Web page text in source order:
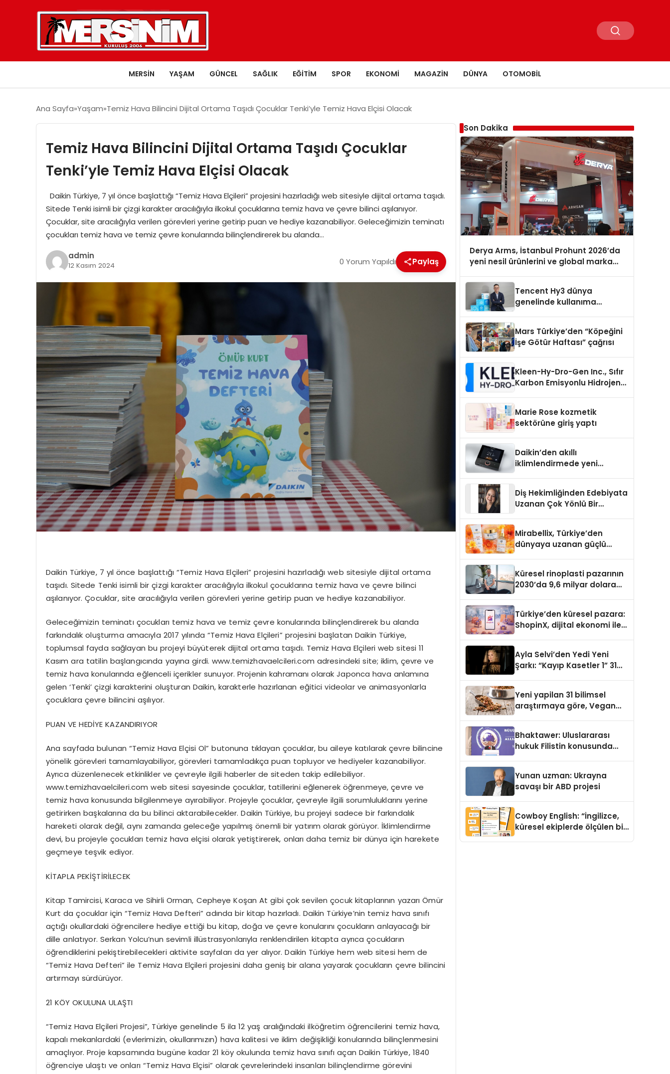
MERSIN YAŞAM GÜNCEL SAĞLIK EĞITIM SPOR EKONOMI MAGAZIN DÜNYA OTOMOBIL
Ana Sayfa Yaşam Temiz Hava Bilincini Dijital Ortama Taşıdı Çocuklar Tenki’yle Temiz Hava Elçisi Olacak
Temiz Hava Bilincini Dijital Ortama Taşıdı Çocuklar
Tenki’yle Temiz Hava Elçisi Olacak
Daikin Türkiye, 7 yıl önce başlattığı “Temiz Hava Elçileri” projesini hazırladığı web sitesiyle dijital ortama taşıdı.
Sitede Tenki isimli bir çizgi karakter aracılığıyla ilkokul çocuklarına temiz hava ve çevre bilinci aşılanıyor.
Çocuklar, site aracılığıyla verilen görevleri yerine getirip puan ve hediye kazanabiliyor. Geleceğimizin teminatı
çocukları temiz hava ve temiz çevre konularında bilinçlendirerek bu alanda…
admin
12 Kasım 2024 0 Yorum Yapıldı Paylaş
Daikin Türkiye, 7 yıl önce başlattığı “Temiz Hava Elçileri” projesini hazırladığı web sitesiyle dijital ortama
taşıdı. Sitede Tenki isimli bir çizgi karakter aracılığıyla ilkokul çocuklarına temiz hava ve çevre bilinci
aşılanıyor. Çocuklar, site aracılığıyla verilen görevleri yerine getirip puan ve hediye kazanabiliyor.
Geleceğimizin teminatı çocukları temiz hava ve temiz çevre konularında bilinçlendirerek bu alanda
farkındalık oluşturma amacıyla 2017 yılında “Temiz Hava Elçileri” projesini başlatan Daikin Türkiye,
toplumsal fayda sağlayan bu projeyi büyüterek dijital ortama taşıdı. Temiz Hava Elçileri web sitesi 11
Kasım ara tatilin başlangıcında yayına girdi. www.temizhavaelcileri.com adresindeki site; iklim, çevre ve
temiz hava konularında eğlenceli içerikler sunuyor. Projenin kahramanı olarak Japonca hava anlamına
gelen ‘Tenki’ çizgi karakterini oluşturan Daikin, karakterle hazırlanan eğitici videolar ve animasyonlarla
çocuklara çevre bilincini aşılıyor.
PUAN VE HEDİYE KAZANDIRIYOR
Ana sayfada bulunan “Temiz Hava Elçisi Ol” butonuna tıklayan çocuklar, bu aileye katılarak çevre bilincine
yönelik görevleri tamamlayabiliyor, görevleri tamamladıkça puan topluyor ve hediyeler kazanabiliyor.
Ayrıca düzenlenecek etkinlikler ve çevreyle ilgili haberler de siteden takip edilebiliyor.
www.temizhavaelcileri.com web sitesi sayesinde çocuklar, tatillerini eğlenerek öğrenmeye, çevre ve
temiz hava konusunda bilgilenmeye ayırabiliyor. Projeyle çocuklar, çevreyle ilgili sorumluluklarını yerine
getirirken başkalarına da bu bilinci aktarabilecekler. Daikin Türkiye, bu projeyi sadece bir farkındalık
hareketi olarak değil, aynı zamanda geleceğe yapılmış önemli bir yatırım olarak görüyor. İklimlendirme
devi, bu projeyle çocukları temiz hava elçisi olarak yetiştirerek, onları daha temiz bir dünya için harekete
geçmeye teşvik ediyor.
KİTAPLA PEKİŞTİRİLECEK
Kitap Tamircisi, Karaca ve Sihirli Orman, Cepheye Koşan At gibi çok sevilen çocuk kitaplarının yazarı Ömür
Kurt da çocuklar için “Temiz Hava Defteri” adında bir kitap hazırladı. Daikin Türkiye’nin temiz hava sınıfı
açtığı okullardaki öğrencilere hediye ettiği bu kitap, doğa ve çevre konularını çocukların anlayacağı bir
dille anlatıyor. Serkan Yolcu’nun sevimli illüstrasyonlarıyla renklendirilen kitapta ayrıca çocukların
öğrendiklerini pekiştirebilecekleri aktivite sayfaları da yer alıyor. Daikin Türkiye hem web sitesi hem de
“Temiz Hava Defteri” ile Temiz Hava Elçileri projesini daha geniş bir alana yayarak çocukların çevre bilincini
artırmayı sürdürüyor.
21 KÖY OKULUNA ULAŞTI
“Temiz Hava Elçileri Projesi”, Türkiye genelinde 5 ila 12 yaş aralığındaki ilköğretim öğrencilerini temiz hava,
kapalı mekanlardaki (evlerimizin, okullarımızın) hava kalitesi ve iklim değişikliği konularında bilinçlenmesini
amaçlıyor. Proje kapsamında bugüne kadar 21 köy okulunda temiz hava sınıfı açan Daikin Türkiye, 1840
öğrenciye ulaştı ve onları “Temiz Hava Elçisi” olarak çevrelerindeki insanları bilinçlendirme görevini
Son Dakika
Derya Arms, İstanbul Prohunt 2026’da
yeni nesil ürünlerini ve global marka
Tencent Hy3 dünya
genelinde kullanıma
Mars Türkiye’den “Köpeğini
İşe Götür Haftası” çağrısı
Kleen-Hy-Dro-Gen Inc., Sıfır
Karbon Emisyonlu Hidrojen
Aldı
Marie Rose kozmetik
sektörüne giriş yaptı
Daikin’den akıllı
iklimlendirmede yeni
Diş Hekimliğinden Edebiyata
Uzanan Çok Yönlü Bir
Mirabellix, Türkiye’den
dünyaya uzanan güçlü
Küresel rinoplasti pazarının
2030’da 9,6 milyar dolara
Türkiye’den küresel pazara:
ShopinX, dijital ekonomi ile
Ayla Selvi’den Yedi Yeni
Şarkı: “Kayıp Kasetler 1” 31
Yeni yapilan 31 bilimsel
araştırmaya göre, Vegan
Sindirildiğini Ortaya Koydu
Bhaktawer: Uluslararası
hukuk Filistin konusunda
Yunan uzman: Ukrayna
savaşı bir ABD projesi
Cowboy English: “İngilizce,
küresel ekiplerde ölçülen bir